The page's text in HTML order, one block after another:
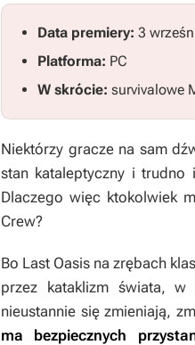
Data premiery: 3
Platforma: PC
W skrócie: survivalowe
Niektórzy gracze na sam
stan kataleptyczny i
Dlaczego więc ktokolwiek
Crew?
Bo Last Oasis na zrębach
przez kataklizm świata, w
nieustannie się zmieniają,
ma bezpiecznych